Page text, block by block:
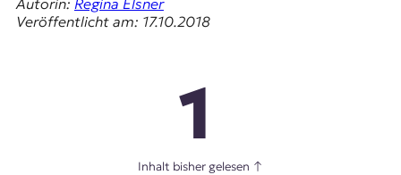
p
Veröffentlicht am: 17.10.2018
1
Inhalt bisher gelesen ↑